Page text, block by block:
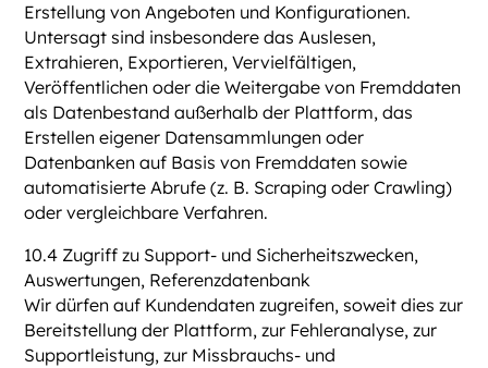
Erstellung von Angeboten und Konfigurationen.
Untersagt sind insbesondere das Auslesen,
Extrahieren, Exportieren, Vervielfältigen,
Veröffentlichen oder die Weitergabe von Fremddaten
als Datenbestand außerhalb der Plattform, das
Erstellen eigener Datensammlungen oder
Datenbanken auf Basis von Fremddaten sowie
automatisierte Abrufe (z. B. Scraping oder Crawling)
oder vergleichbare Verfahren.
10.4 Zugriff zu Support- und Sicherheitszwecken,
Auswertungen, Referenzdatenbank
Wir dürfen auf Kundendaten zugreifen, soweit dies zur
Bereitstellung der Plattform, zur Fehleranalyse, zur
Supportleistung, zur Missbrauchs- und